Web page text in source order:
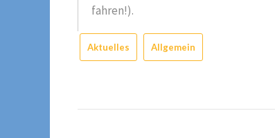
fahren!).
Aktuelles Allgemein